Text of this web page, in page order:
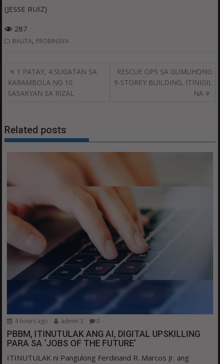
(JESSE RUIZ)
287
BALITA, PROBINSIYA
Post
navigation
1 PATAY, 4 SUGATAN SA
KARAMBOLA NG 10
SASAKYAN SA RIZAL
RESCUE OPS SA GUMUHONG
9-STOREY BUILDING, ITINIGIL
NA
Related posts
4 hours ago admin 3 0
PBBM, ITINUTULAK ANG AI, DIGITAL UPSKILLING
PARA SA ‘JOBS OF THE FUTURE’
ITINUTULAK ni Pangulong Ferdinand R. Marcos Jr. ang